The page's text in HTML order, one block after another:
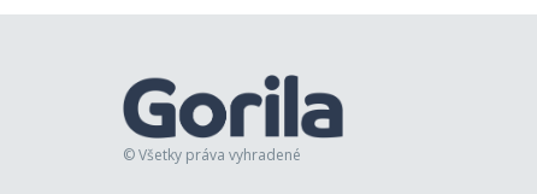
© Všetky práva vyhradené